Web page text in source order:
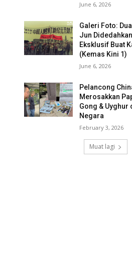
June 6, 2026
Galeri Foto:
Jun
Eksklusif Buat
(Kemas Kini 1)
June 6, 2026
Pelancong
Merosakkan
Gong & Uyghur
Negara
February 3, 2026
Muat lagi